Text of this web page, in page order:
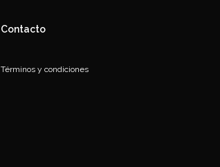
Contacto
Términos y condiciones